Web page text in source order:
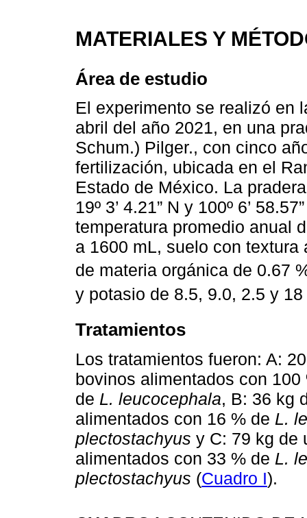
MATERIALES Y
Área de estudio
El experimento se realizó en
abril del año 2021, en una
Schum.) Pilger., con cinco
fertilización, ubicada en el
Estado de México. La
19º 3’ 4.21” N y 100º 6’
temperatura promedio anual
a 1600 mL, suelo con
de materia orgánica de 0.67
y potasio de 8.5, 9.0, 2.5 y
Tratamientos
Los tratamientos fueron: A:
bovinos alimentados con
de L. leucocephala, B: 36 kg
alimentados con 16 % de L.
plectostachyus y C: 79 kg de
alimentados con 33 % de L.
plectostachyus (Cuadro I).